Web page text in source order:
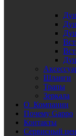
Шланги
Трапы
Зеркала
О Компании
Почему Gappo
Контакты
Сервисный